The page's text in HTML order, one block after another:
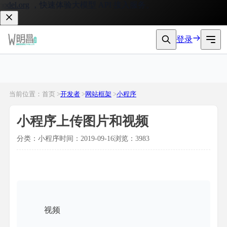
，快速体验大模型 API 接入服务。
登录
当前位置：首页 >开发者 >网站框架 >小程序
小程序上传图片和视频
分类：小程序时间：2019-09-16浏览：3983
视频